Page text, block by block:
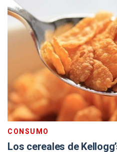
CONSUMO
Los cereales de